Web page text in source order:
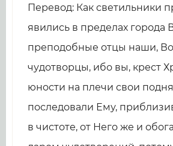
Перевод: Как светильники
явились в пределах города
преподобные отцы наши,
чудотворцы, ибо вы, крест
юности на плечи свои
последовали Ему,
в чистоте, от Него же и